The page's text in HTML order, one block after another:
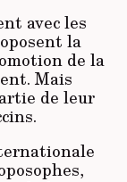
avec les
la
de la
Mais
de leur